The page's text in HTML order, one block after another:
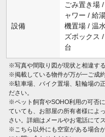
設備
ごみ置き場
ャワー / 給
機置場 / 温
ズボックス
台
※写真や間取り図が現状と相違す
※掲載している物件が万が一ご成
※駐車場、バイク置場、駐輪場の
ださい。
※ペット飼育やSOHO利用の可否
ていても、お部屋の所有者様によ
さい。詳細はメールやお電話にて
※こちら以外にも空室がある場合